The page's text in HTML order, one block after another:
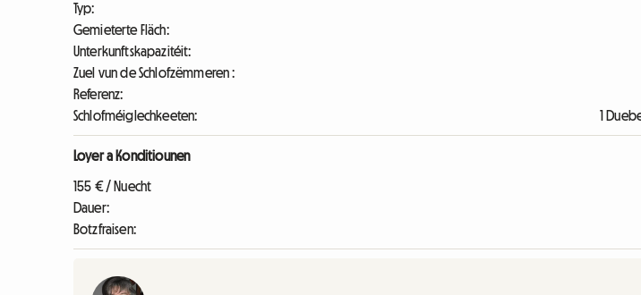
Typ:
Gemieterte Fläch:
Unterkunftskapazitéit:
Zuel vun de Schlofzëmmeren :
Referenz:
Schlofméiglechkeeten:
1
Loyer a Konditiounen
155 € / Nuecht
Dauer:
Botzfraisen: